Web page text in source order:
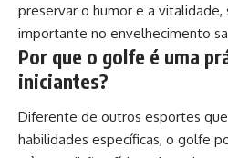
preservar o humor e a vitalidade,
importante no envelhecimento
Por que o golfe é uma
iniciantes?
Diferente de outros esportes
habilidades específicas, o golfe